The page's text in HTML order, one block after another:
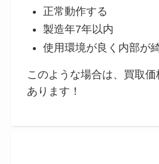
正常動作する
製造年7年以内
使用環境が良く内部が
このような場合は、買取
あります！